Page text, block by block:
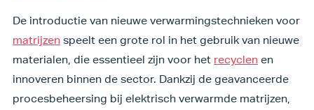
De introductie van nieuwe verwarmingstechnieken voor
matrijzen speelt een grote rol in het gebruik van nieuwe
materialen, die essentieel zijn voor het recyclen en
innoveren binnen de sector. Dankzij de geavanceerde
procesbeheersing bij elektrisch verwarmde matrijzen,